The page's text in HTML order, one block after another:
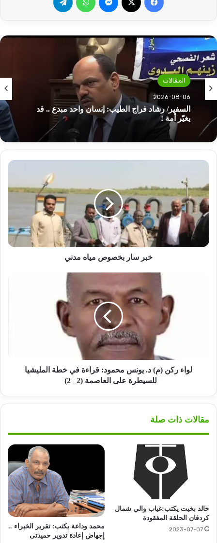
المقالات
2026-08-06
السفير/ رشاد فراج الطيب: إنسان واحد مبدع .. قد
يغيّر أمة !
خبر
بخصوص
مياه
مدني
خبر سار بخصوص مياه مدني
المليشيا
2)
لواء ركن (م) د. يونس محمود: قراءة في خطة المليشيا
للسيطرة على العاصمة (2_ 2)
مقالات ذات صلة
خالد بخيت يكتب:غياب والي شمال
كردفان الحلقة المفقودة
2023-07-07
محمد وداعة يكتب: تقرير الخبراء ..
إجهاض إعادة تدوير حميدتى